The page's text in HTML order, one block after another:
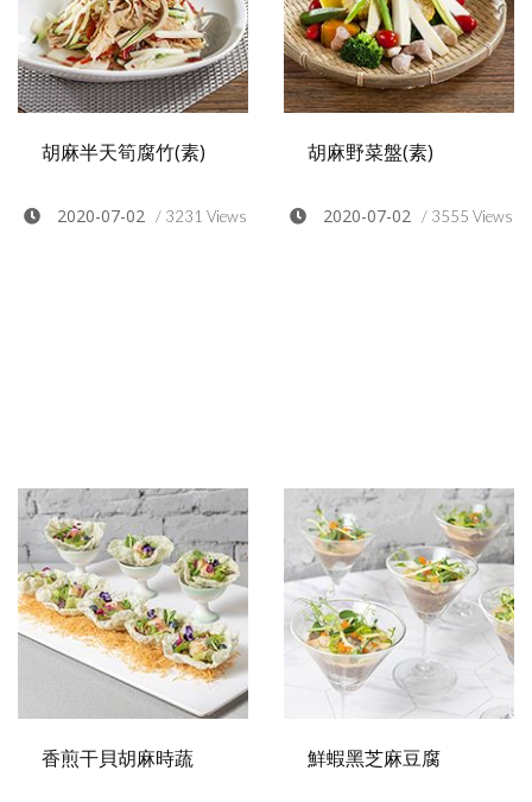
胡麻半天筍腐竹(素)
2020-07-02 / 3231 Views
胡麻野菜盤(素)
2020-07-02 / 3555 Views
香煎干貝胡麻時蔬 鮮蝦黑芝麻豆腐